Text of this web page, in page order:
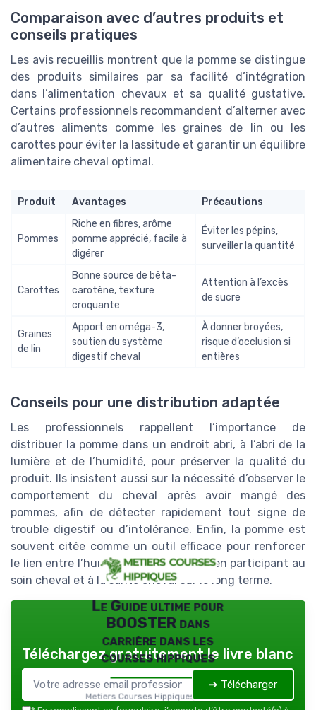
Comparaison avec d’autres produits et
conseils pratiques
Les avis recueillis montrent que la pomme se distingue
des produits similaires par sa facilité d’intégration
dans l’alimentation chevaux et sa qualité gustative.
Certains professionnels recommandent d’alterner avec
d’autres aliments comme les graines de lin ou les
carottes pour éviter la lassitude et garantir un équilibre
alimentaire cheval optimal.
Produit Avantages Précautions
Pommes
Riche en fibres, arôme
pomme apprécié, facile à
digérer
Éviter les pépins,
surveiller la quantité
Carottes
Bonne source de bêta-
carotène, texture
croquante
Attention à l’excès
de sucre
Graines
de lin
Apport en oméga-3,
soutien du système
digestif cheval
À donner broyées,
risque d’occlusion si
entières
Conseils pour une distribution adaptée
Les professionnels rappellent l’importance de
distribuer la pomme dans un endroit abri, à l’abri de la
lumière et de l’humidité, pour préserver la qualité du
produit. Ils insistent aussi sur la nécessité d’observer le
comportement du cheval après avoir mangé des
pommes, afin de détecter rapidement tout signe de
trouble digestif ou d’intolérance. Enfin, la pomme est
souvent citée comme un outil efficace pour renforcer
le lien entre l’humain et l’animal, tout en participant au
soin cheval et à la santé cheval sur le long terme.
Le Guide ultime pour
BOOSTER dans
carrière dans les
courses hippiques
Metiers Courses Hippiques — 2026
Téléchargez gratuitement le livre blanc
➔ Télécharger